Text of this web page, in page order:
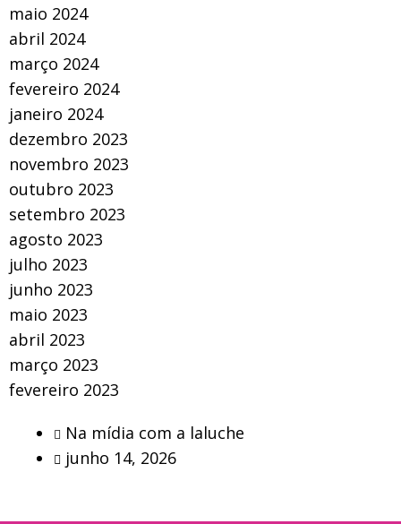
maio 2024
abril 2024
março 2024
fevereiro 2024
janeiro 2024
dezembro 2023
novembro 2023
outubro 2023
setembro 2023
agosto 2023
julho 2023
junho 2023
maio 2023
abril 2023
março 2023
fevereiro 2023
Na mídia com a laluche
junho 14, 2026